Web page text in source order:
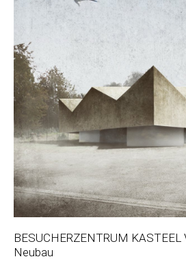
BESUCHERZENTRUM KASTEEL
Neubau